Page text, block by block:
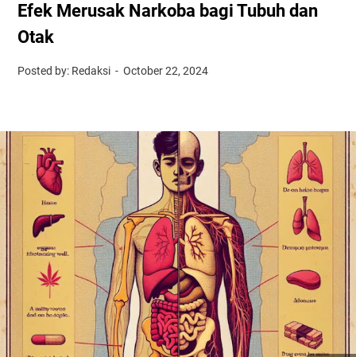
Efek Merusak Narkoba bagi Tubuh dan
Otak
Posted by: Redaksi October 22, 2024